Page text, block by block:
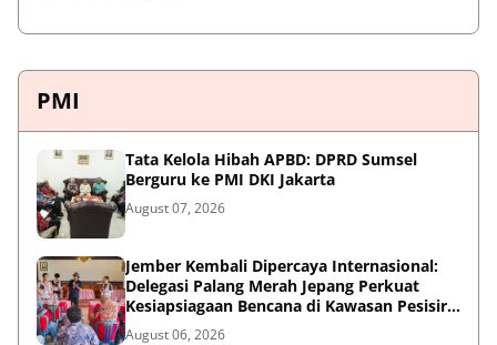
PMI
Tata Kelola Hibah APBD: DPRD Sumsel
Berguru ke PMI DKI Jakarta
August 07, 2026
Jember Kembali Dipercaya Internasional:
Delegasi Palang Merah Jepang Perkuat
Kesiapsiagaan Bencana di Kawasan Pesisir
dan Sekolah
August 06, 2026